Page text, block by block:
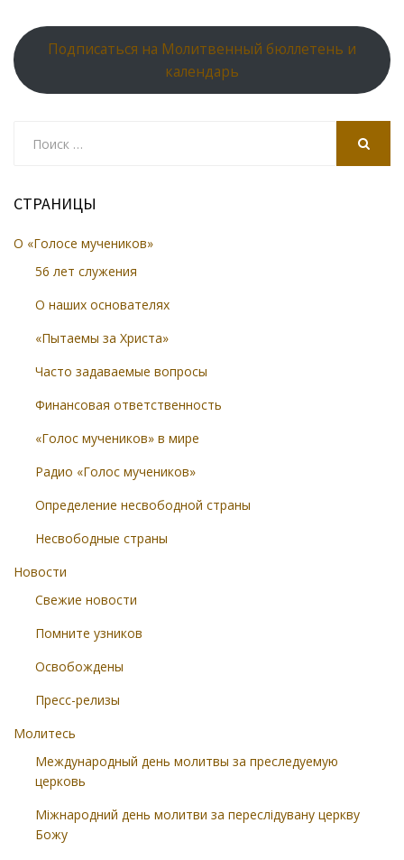
Подписаться на Молитвенный бюллетень и
календарь
СТРАНИЦЫ
О «Голосе мучеников»
56 лет служения
О наших основателях
«Пытаемы за Христа»
Часто задаваемые вопросы
Финансовая ответственность
«Голос мучеников» в мире
Радио «Голос мучеников»
Определение несвободной страны
Несвободные страны
Новости
Свежие новости
Помните узников
Освобождены
Пресс-релизы
Молитесь
Международный день молитвы за преследуемую
церковь
Міжнародний день молитви за переслідувану церкву
Божу